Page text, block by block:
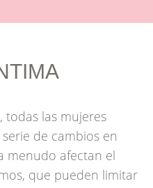
todas las mujeres
de cambios en
menudo afectan el
que pueden limitar